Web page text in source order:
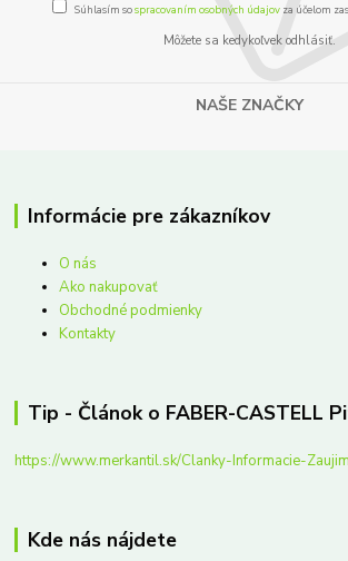
Súhlasím sospracovaním osobných údajov za účelom
Môžete sa kedykoľvek odhlásiť.
NAŠE ZNAČKY
Informácie pre zákazníkov
O nás
Ako nakupovať
Obchodné podmienky
Kontakty
Tip - Článok o FABER-CASTELL
https://www.merkantil.sk/Clanky-Informacie-
Kde nás nájdete